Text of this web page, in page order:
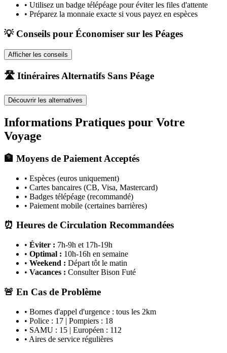
• Utilisez un badge télépéage pour éviter les files d'attente
• Préparez la monnaie exacte si vous payez en espèces
💡 Conseils pour Économiser sur les Péages
Afficher les conseils
🛣️ Itinéraires Alternatifs Sans Péage
Découvrir les alternatives
Informations Pratiques pour Votre
Voyage
🏦 Moyens de Paiement Acceptés
• Espèces (euros uniquement)
• Cartes bancaires (CB, Visa, Mastercard)
• Badges télépéage (recommandé)
• Paiement mobile (certaines barrières)
⏰ Heures de Circulation Recommandées
• Éviter : 7h-9h et 17h-19h
• Optimal : 10h-16h en semaine
• Weekend : Départ tôt le matin
• Vacances : Consulter Bison Futé
🚨 En Cas de Problème
• Bornes d'appel d'urgence : tous les 2km
• Police : 17 | Pompiers : 18
• SAMU : 15 | Européen : 112
• Aires de service régulières